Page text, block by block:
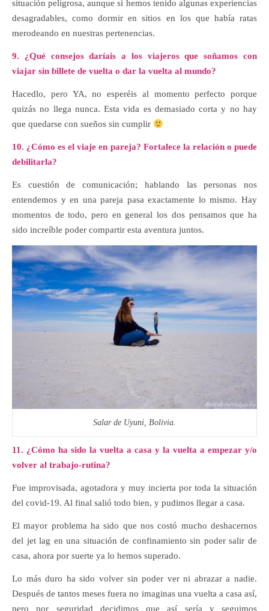
situación peligrosa, aunque sí hemos tenido algunas experiencias
desagradables, como dormir en sitios en los que había ratas
merodeando en nuestras pertenencias.
9. ¿Qué consejos daríais a los viajeros que soñamos con
viajar sin billete de vuelta o dar la vuelta al mundo?
Hacedlo, pero YA, no esperéis al momento perfecto porque
quizás no llega nunca. Esta vida es demasiado corta y no hay
que quedarse con sueños sin cumplir
10. ¿Cómo es el viaje en pareja? Fortalece la relación o puede
debilitarla?
Es cuestión de comunicación; hablando las personas nos
entendemos y en una pareja pasa exactamente lo mismo. Hay
momentos de todo, pero en general los dos pensamos que ha
sido increíble poder compartir esta aventura juntos.
Salar de Uyuni, Bolivia.
11. ¿Cómo ha sido la vuelta a casa y la vuelta a empezar y/o
volver al trabajo-rutina?
Fue improvisada, agotadora y muy incierta por toda la situación
del covid-19. Al final salió todo bien, y pudimos llegar a casa.
El mayor problema ha sido que nos costó mucho deshacernos
del jet lag en una situación de confinamiento sin poder salir de
casa, ahora por suerte ya lo hemos superado.
Lo más duro ha sido volver sin poder ver ni abrazar a nadie.
Después de tantos meses fuera no imaginas una vuelta a casa así,
pero por seguridad decidimos que así sería y seguimos